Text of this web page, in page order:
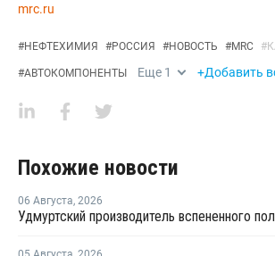
mrc.ru
#НЕФТЕХИМИЯ #РОССИЯ #НОВОСТЬ #MRC #
#АВТОКОМПОНЕНТЫ Еще 1 +Добавить
Похожие новости
06 Августа, 2026